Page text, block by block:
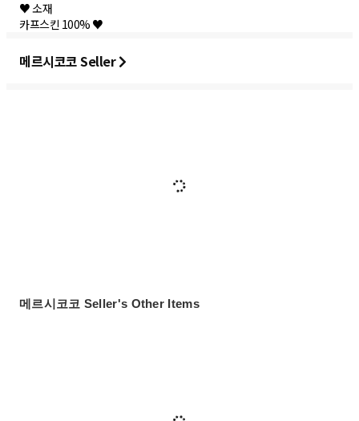
♥ 소재
카프스킨 100% ♥
메르시코코 Seller
메르시코코 Seller's Other Items